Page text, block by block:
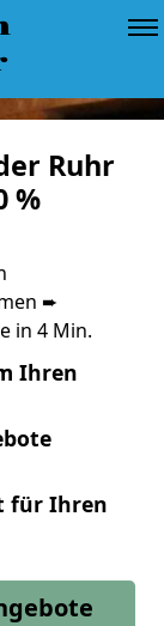
Ruhr
%
➨
in 4 Min.
Ihren
für Ihren